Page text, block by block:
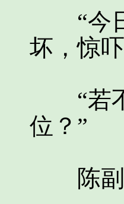
“今日
坏，惊
“若不
位？”
陈副